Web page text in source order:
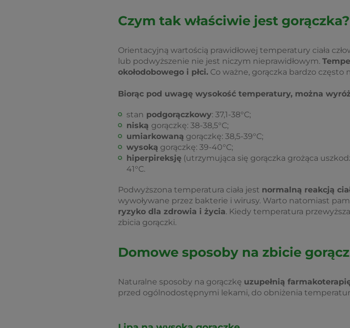
Czym tak właściwie jest gorączka?
Orientacyjną wartością prawidłowej temperatury ciała
lub podwyższenie nie jest niczym nieprawidłowym.
okołodobowego i płci.Co ważne, gorączka bardzo
Biorąc pod uwagę wysokość temperatury, można
stan podgorączkowy: 37,1-38°C;
niską gorączkę: 38-38,5°C;
umiarkowaną gorączkę: 38,5-39°C;
wysoką gorączkę: 39-40°C;
hiperpireksję(utrzymująca się gorączka grożąca
41°C.
Podwyższona temperatura ciała jest normalną reakcją
wywoływane przez bakterie i wirusy. Warto natomiast
ryzyko dla zdrowia i życia. Kiedy temperatura
zbicia gorączki.
Domowe sposoby na zbicie
Naturalne sposoby na gorączkę uzupełnią
przed ogólnodostępnymi lekami, do obniżenia